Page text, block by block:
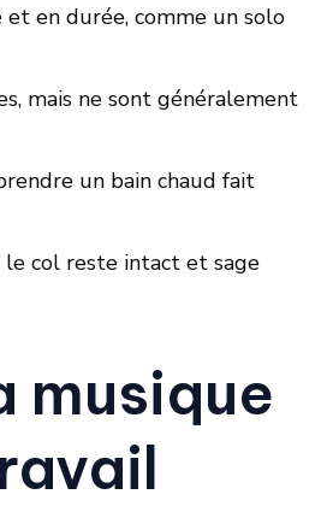
en durée, comme un solo
mais ne sont généralement
un bain chaud fait
col reste intact et sage
musique